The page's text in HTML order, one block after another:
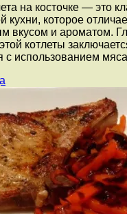
на косточке — это
кухни, которое
вкусом и ароматом.
котлеты
с использованием